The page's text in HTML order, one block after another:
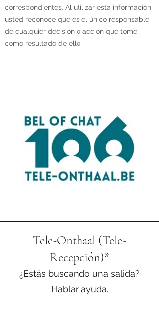
correspondientes. Al utilizar esta información,
usted reconoce que es el único responsable
de cualquier decisión o acción que tome
como resultado de ello.
Tele-Onthaal (Tele-
Recepción)*
¿Estás buscando una salida?
Hablar ayuda.